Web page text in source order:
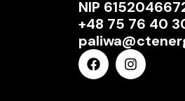
NIP
+48 75 76 40